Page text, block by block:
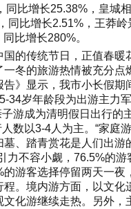
同比增长25.38%，皇城
同比增长2.51%，王莽
比增长280%。
国的传统节日，正值春暖
一冬的旅游热情被充分点
告》显示，我市小长假期
34岁年龄段为出游主力
游成为清明假日出行的
数以3-4人为主。“家庭
、踏青赏花是人们出游
力不容小觑，76.5%的游
的游客选择停留两天一夜
程。境内游方面，以文化
文化游继续走热。另外，